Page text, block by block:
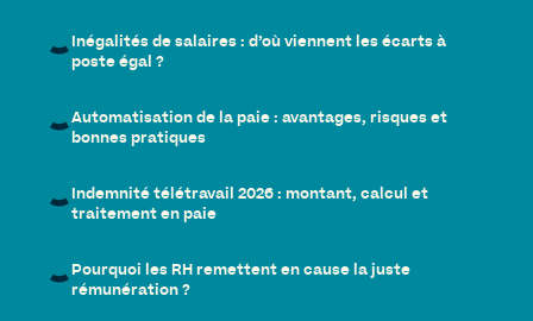
Inégalités de salaires : d’où viennent les écarts à
poste égal ?
Automatisation de la paie : avantages, risques et
bonnes pratiques
Indemnité télétravail 2026 : montant, calcul et
traitement en paie
Pourquoi les RH remettent en cause la juste
rémunération ?